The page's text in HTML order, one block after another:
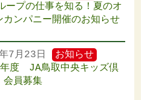
ープの仕事を知る！夏のオ
カンパニー開催のお知らせ
7月23日
お知らせ
度 JA鳥取中央キッズ倶
員募集